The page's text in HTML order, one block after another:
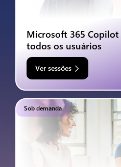
Microsoft 365
todos os usuários
Ver sessões
Sob demanda